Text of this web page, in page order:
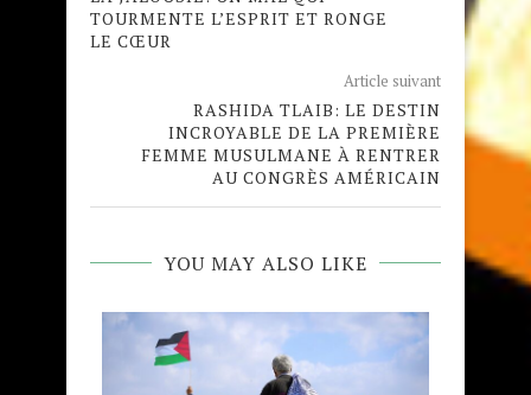
TOURMENTE L’ESPRIT ET RONGE
LE CŒUR
Article suivant
RASHIDA TLAIB: LE DESTIN
INCROYABLE DE LA PREMIÈRE
FEMME MUSULMANE À RENTRER
AU CONGRÈS AMÉRICAIN
YOU MAY ALSO LIKE